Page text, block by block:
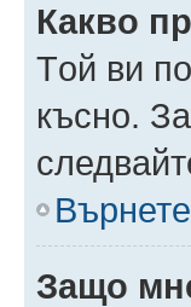
Какво
Tой ви
късно.
Защо